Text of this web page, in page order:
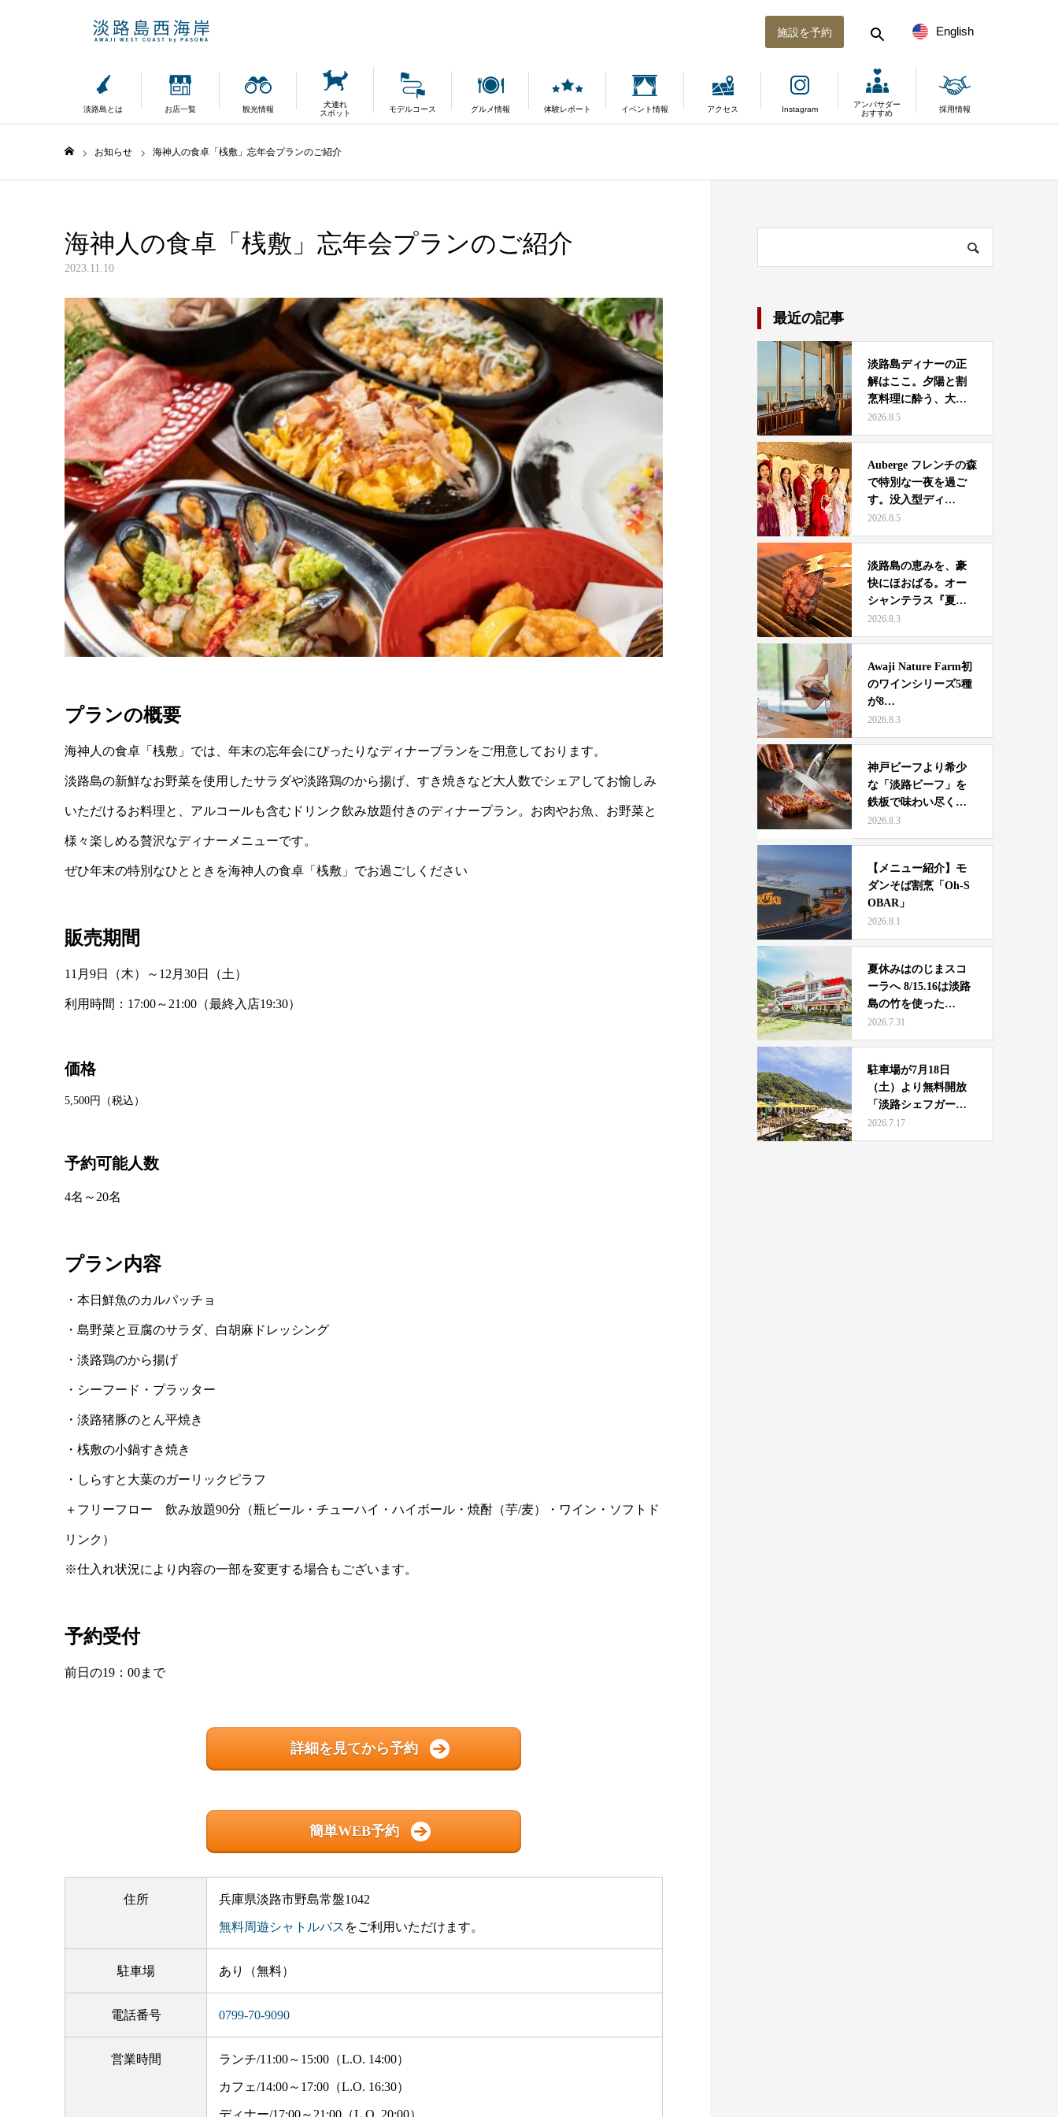
English
施設を予約
淡路島とは お店一覧 観光情報
犬連れ
スポット
モデルコース グルメ情報 体験レポート イベント情報 アクセス Instagram
アンバサダー
おすすめ
採用情報
お知らせ 海神人の食卓「桟敷」忘年会プランのご紹介
海神人の食卓「桟敷」忘年会プランのご紹介
2023.11.10
プランの概要
海神人の食卓「桟敷」では、年末の忘年会にぴったりなディナープランをご用意しております。
淡路島の新鮮なお野菜を使用したサラダや淡路鶏のから揚げ、すき焼きなど大人数でシェアしてお愉しみ
いただけるお料理と、アルコールも含むドリンク飲み放題付きのディナープラン。お肉やお魚、お野菜と
様々楽しめる贅沢なディナーメニューです。
ぜひ年末の特別なひとときを海神人の食卓「桟敷」でお過ごしください
販売期間
11月9日（木）～12月30日（土）
利用時間：17:00～21:00（最終入店19:30）
価格
5,500円（税込）
予約可能人数
4名～20名
プラン内容
・本日鮮魚のカルパッチョ
・島野菜と豆腐のサラダ、白胡麻ドレッシング
・淡路鶏のから揚げ
・シーフード・プラッター
・淡路猪豚のとん平焼き
・桟敷の小鍋すき焼き
・しらすと大葉のガーリックピラフ
＋フリーフロー 飲み放題90分（瓶ビール・チューハイ・ハイボール・焼酎（芋/麦）・ワイン・ソフトド
リンク）
※仕入れ状況により内容の一部を変更する場合もございます。
予約受付
前日の19：00まで
詳細を見てから予約
簡単WEB予約
住所 兵庫県淡路市野島常盤1042
無料周遊シャトルバス をご利用いただけます。
駐車場 あり（無料）
電話番号 0799-70-9090
営業時間 ランチ/11:00～15:00（L.O. 14:00）
カフェ/14:00～17:00（L.O. 16:30）
ディナー/17:00～21:00（L.O. 20:00）
最近の記事
淡路島ディナーの正
解はここ。夕陽と割
烹料理に酔う、大人
夫婦の…
2026.8.5
Auberge フレンチの森
で特別な一夜を過ご
す。没入型ディ…
2026.8.5
淡路島の恵みを、豪
快にほおばる。オー
シャンテラス『夏休
み限定…
2026.8.3
Awaji Nature Farm初
のワインシリーズ5種
が8…
2026.8.3
神戸ビーフより希少
な「淡路ビーフ」を
鉄板で味わい尽くす
一日 …
2026.8.3
【メニュー紹介】モ
ダンそば割烹「Oh-S
OBAR」
2026.8.1
夏休みはのじまスコ
ーラへ 8/15.16は淡路
島の竹を使った…
2026.7.31
駐車場が7月18日
（土）より無料開放
「淡路シェフガーデ
ン b…
2026.7.17